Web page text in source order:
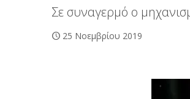
Σε συναγερμό ο
25 Νοεμβρίου 2019